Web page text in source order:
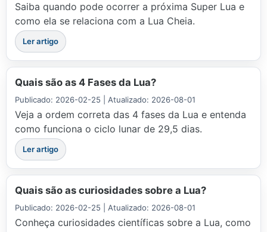
Saiba quando pode ocorrer a próxima Super Lua e
como ela se relaciona com a Lua Cheia.
Ler artigo
Quais são as 4 Fases da Lua?
Publicado: 2026-02-25 | Atualizado: 2026-08-01
Veja a ordem correta das 4 fases da Lua e entenda
como funciona o ciclo lunar de 29,5 dias.
Ler artigo
Quais são as curiosidades sobre a Lua?
Publicado: 2026-02-25 | Atualizado: 2026-08-01
Conheça curiosidades científicas sobre a Lua, como